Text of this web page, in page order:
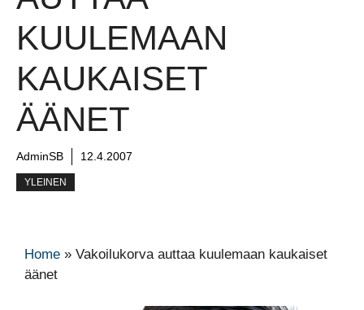
KUULEMAAN
KAUKAISET
ÄÄNET
AdminSB 12.4.2007
YLEINEN
Home » Vakoilukorva auttaa kuulemaan kaukaiset
äänet